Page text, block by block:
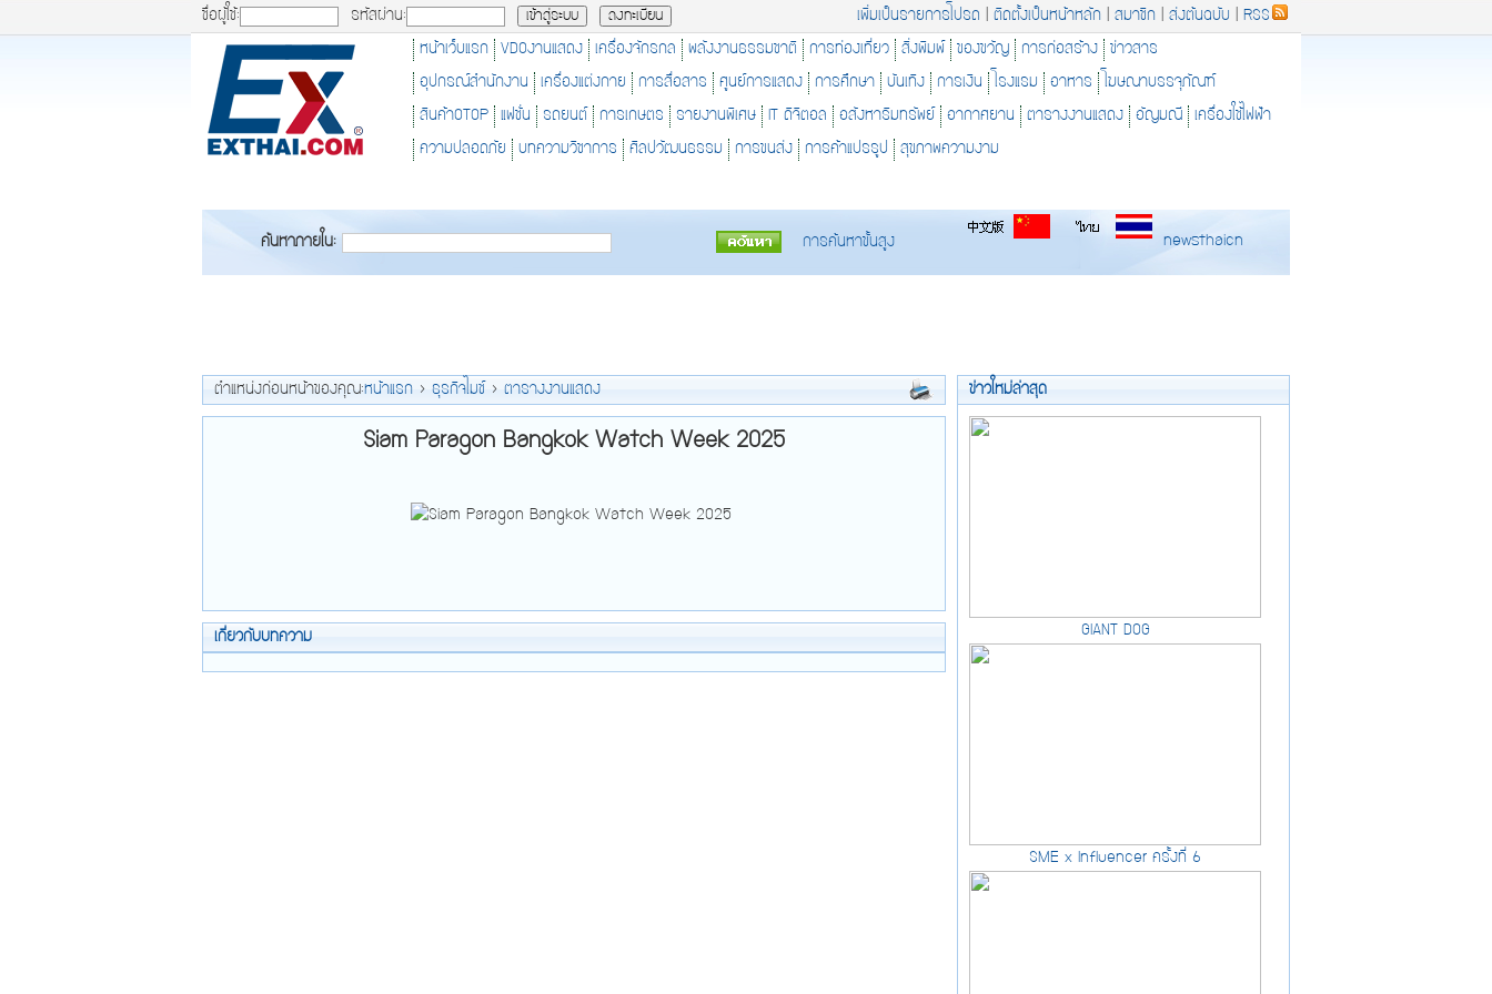
ชื่อผู้ใช้: รหัสผ่าน: เพิ่มเป็นรายการโปรด ติดตั้งเป็นหน้าหลัก สมาชิก ส่งต้นฉบับ RSS
หน้าเว็บแรก VDOงานแสดง เครื่องจักรกล พลังงานธรรมชาติ การท่องเที่ยว สิ่งพิมพ์ ของขวัญ การก่อสร้าง ข่าวสาร
อุปกรณ์สำนักงาน เครื่องแต่งกาย การสื่อสาร ศูนย์การแสดง การศึกษา บันเทิง การเงิน โรงแรม อาหาร โฆษณาบรรจุภัณฑ์
สินค้าOTOP แฟชั่น รถยนต์ การเกษตร รายงานพิเศษ IT ดิจิตอล อสังหาริมทรัพย์ อากาศยาน ตารางงานแสดง อัญมณี เครื่องใช้ไฟฟ้า
ความปลอดภัย บทความวิชาการ ศิลปวัฒนธรรม การขนส่ง การค้าแปรรูป สุขภาพความงาม
ค้นหาภายใน: การค้นหาขั้นสูง newsthaicn
ตำแหน่งก่อนหน้าของคุณ:หน้าแรก > ธุรกิจไมซ์ > ตารางงานแสดง
Siam Paragon Bangkok Watch Week 2025
เกี่ยวกับบทความ
ข่าวใหม่ล่าสุด
GIANT DOG
SME x Influencer ครั้งที่ 6